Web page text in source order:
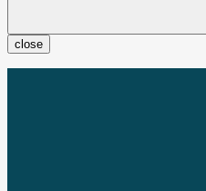
close